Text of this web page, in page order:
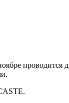
проводится